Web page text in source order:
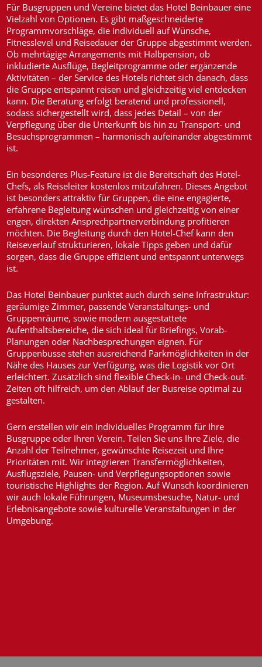
Für Busgruppen und Vereine bietet das Hotel Beinbauer eine
Vielzahl von Optionen. Es gibt maßgeschneiderte
Programmvorschläge, die individuell auf Wünsche,
Fitnesslevel und Reisedauer der Gruppe abgestimmt werden.
Ob mehrtägige Arrangements mit Halbpension, ob
inkludierte Ausflüge, Begleitprogramme oder ergänzende
Aktivitäten – der Service des Hotels richtet sich danach, dass
die Gruppe entspannt reisen und gleichzeitig viel entdecken
kann. Die Beratung erfolgt beratend und professionell,
sodass sichergestellt wird, dass jedes Detail – von der
Verpflegung über die Unterkunft bis hin zu Transport- und
Besuchsprogrammen – harmonisch aufeinander abgestimmt
ist.
Ein besonderes Plus-Feature ist die Bereitschaft des Hotel-
Chefs, als Reiseleiter kostenlos mitzufahren. Dieses Angebot
ist besonders attraktiv für Gruppen, die eine engagierte,
erfahrene Begleitung wünschen und gleichzeitig von einer
engen, direkten Ansprechpartnerverbindung profitieren
möchten. Die Begleitung durch den Hotel-Chef kann den
Reiseverlauf strukturieren, lokale Tipps geben und dafür
sorgen, dass die Gruppe effizient und entspannt unterwegs
ist.
Das Hotel Beinbauer punktet auch durch seine Infrastruktur:
geräumige Zimmer, passende Veranstaltungs- und
Gruppenräume, sowie modern ausgestattete
Aufenthaltsbereiche, die sich ideal für Briefings, Vorab-
Planungen oder Nachbesprechungen eignen. Für
Gruppenbusse stehen ausreichend Parkmöglichkeiten in der
Nähe des Hauses zur Verfügung, was die Logistik vor Ort
erleichtert. Zusätzlich sind flexible Check-in- und Check-out-
Zeiten oft hilfreich, um den Ablauf der Busreise optimal zu
gestalten.
Gern erstellen wir ein individuelles Programm für Ihre
Busgruppe oder Ihren Verein. Teilen Sie uns Ihre Ziele, die
Anzahl der Teilnehmer, gewünschte Reisezeit und Ihre
Prioritäten mit. Wir integrieren Transfermöglichkeiten,
Ausflugsziele, Pausen- und Verpflegungsoptionen sowie
touristische Highlights der Region. Auf Wunsch koordinieren
wir auch lokale Führungen, Museumsbesuche, Natur- und
Erlebnisangebote sowie kulturelle Veranstaltungen in der
Umgebung.